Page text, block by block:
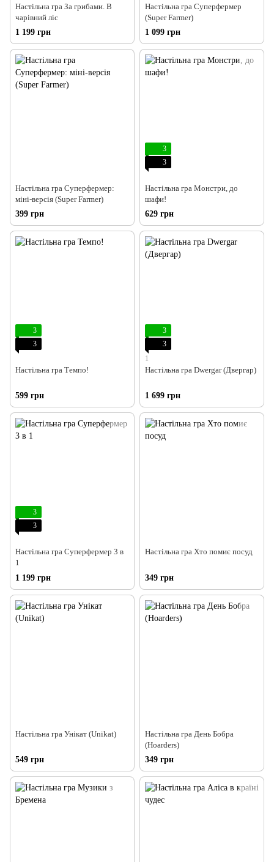
Настільна гра За грибами. В
чарівний ліс
1 199 грн
Настільна гра Суперфермер
(Super Farmer)
1 099 грн
Настільна гра Суперфермер:
міні-версія (Super Farmer)
399 грн
3
3
Настільна гра Монстри, до
шафи!
629 грн
3
3
Настільна гра Темпо!
599 грн
3
3
1
Настільна гра Dwergar (Двергар)
1 699 грн
3
3
Настільна гра Суперфермер 3 в
1
1 199 грн
Настільна гра Хто помиє посуд
349 грн
Настільна гра Унікат (Unikat)
549 грн
Настільна гра День Бобра
(Hoarders)
349 грн